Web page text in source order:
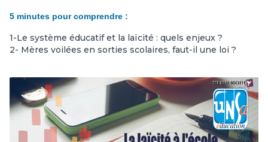
5 minutes pour comprendre :
1-Le système éducatif et la laïcité : quels enjeux ?
2- Mères voilées en sorties scolaires, faut-il une loi ?